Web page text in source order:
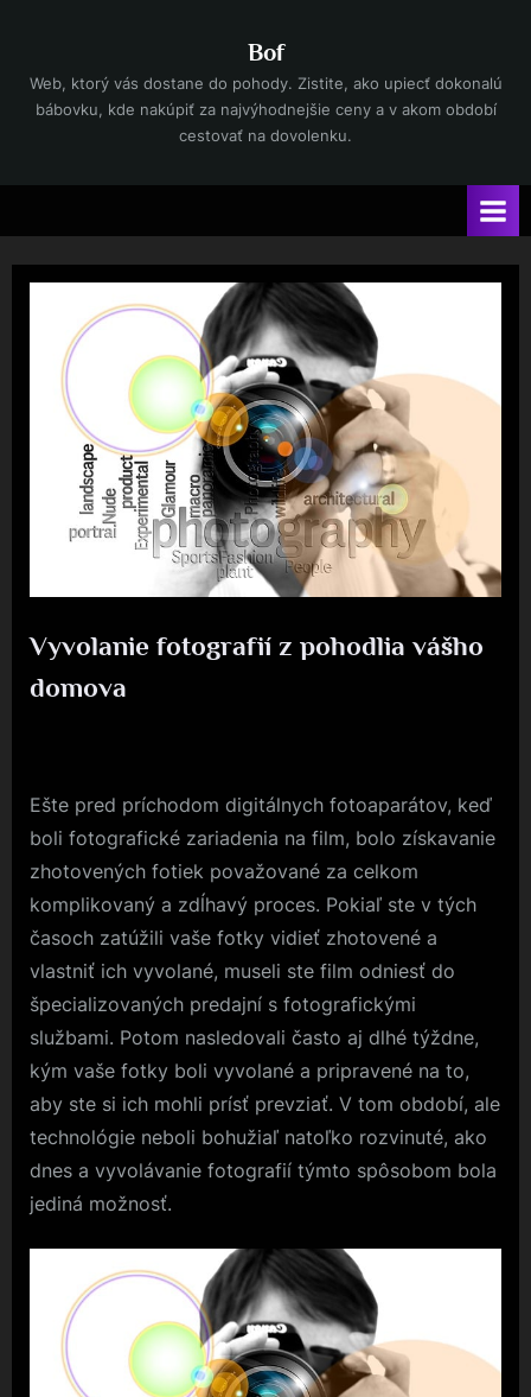
content
Bof
Web, ktorý vás dostane do pohody. Zistite, ako upiecť dokonalú
bábovku, kde nakúpiť za najvýhodnejšie ceny a v akom období
cestovať na dovolenku.
Vyvolanie fotografií z pohodlia vášho
domova
Ešte pred príchodom digitálnych fotoaparátov, keď
boli fotografické zariadenia na film, bolo získavanie
zhotovených fotiek považované za celkom
komplikovaný a zdĺhavý proces. Pokiaľ ste v tých
časoch zatúžili vaše fotky vidieť zhotovené a
vlastniť ich vyvolané, museli ste film odniesť do
špecializovaných predajní s fotografickými
službami. Potom nasledovali často aj dlhé týždne,
kým vaše fotky boli vyvolané a pripravené na to,
aby ste si ich mohli prísť prevziať. V tom období, ale
technológie neboli bohužiaľ natoľko rozvinuté, ako
dnes a vyvolávanie fotografií týmto spôsobom bola
jediná možnosť.